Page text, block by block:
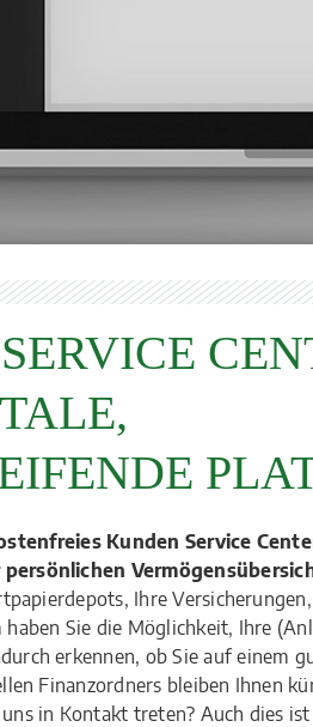
Kunden Service
Ihre
Sie die Möglichkeit, Ihre
erkennen, ob Sie auf einem
Finanzordners bleiben Ihnen
in Kontakt treten? Auch dies